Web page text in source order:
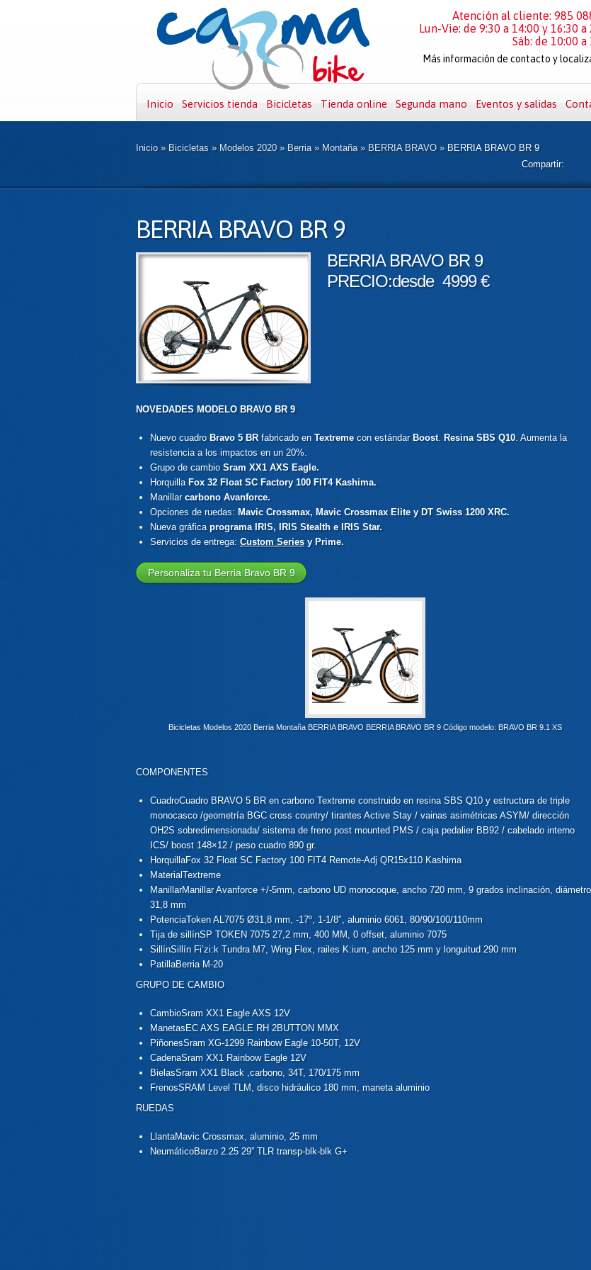
Inicio Servicios tienda Bicicletas Tienda online Segunda mano Eventos y salidas
Inicio » Bicicletas » Modelos 2020 » Berria » Montaña » BERRIA BRAVO » BERRIA BRAVO BR 9
Compartir:
BERRIA BRAVO BR 9
BERRIA BRAVO BR 9
PRECIO:desde 4999 €
NOVEDADES MODELO BRAVO BR 9
Nuevo cuadro Bravo 5 BR fabricado en Textreme con estándar Boost. Resina SBS Q10. Aumenta la
resistencia a los impactos en un 20%.
Grupo de cambio Sram XX1 AXS Eagle.
Horquilla Fox 32 Float SC Factory 100 FIT4 Kashima.
Manillar carbono Avanforce.
Opciones de ruedas: Mavic Crossmax, Mavic Crossmax Elite y DT Swiss 1200 XRC.
Nueva gráfica programa IRIS, IRIS Stealth e IRIS Star.
Servicios de entrega: Custom Series y Prime.
Personaliza tu Berria Bravo BR 9
Bicicletas Modelos 2020 Berria Montaña BERRIA BRAVO BERRIA BRAVO BR 9 Código modelo: BRAVO BR 9.1 XS
COMPONENTES
CuadroCuadro BRAVO 5 BR en carbono Textreme construido en resina SBS Q10 y estructura de triple
monocasco /geometría BGC cross country/ tirantes Active Stay / vainas asimétricas ASYM/ dirección
OH2S sobredimensionada/ sistema de freno post mounted PMS / caja pedalier BB92 / cabelado interno
ICS/ boost 148×12 / peso cuadro 890 gr.
HorquillaFox 32 Float SC Factory 100 FIT4 Remote-Adj QR15x110 Kashima
MaterialTextreme
ManillarManillar Avanforce +/-5mm, carbono UD monocoque, ancho 720 mm, 9 grados inclinación, diámetro
31,8 mm
PotenciaToken AL7075 Ø31,8 mm, -17º, 1-1/8″, aluminio 6061, 80/90/100/110mm
Tija de sillínSP TOKEN 7075 27,2 mm, 400 MM, 0 offset, aluminio 7075
SillínSillín Fi’zi:k Tundra M7, Wing Flex, railes K:ium, ancho 125 mm y longuitud 290 mm
PatillaBerria M-20
GRUPO DE CAMBIO
CambioSram XX1 Eagle AXS 12V
ManetasEC AXS EAGLE RH 2BUTTON MMX
PiñonesSram XG-1299 Rainbow Eagle 10-50T, 12V
CadenaSram XX1 Rainbow Eagle 12V
BielasSram XX1 Black ,carbono, 34T, 170/175 mm
FrenosSRAM Level TLM, disco hidráulico 180 mm, maneta aluminio
RUEDAS
LlantaMavic Crossmax, aluminio, 25 mm
NeumáticoBarzo 2.25 29” TLR transp-blk-blk G+
Atención al cliente: 985
Lun-Vie: de 9:30 a 14:00 y 16:30 a
Sáb: de 10:00 a
Más información de contacto y